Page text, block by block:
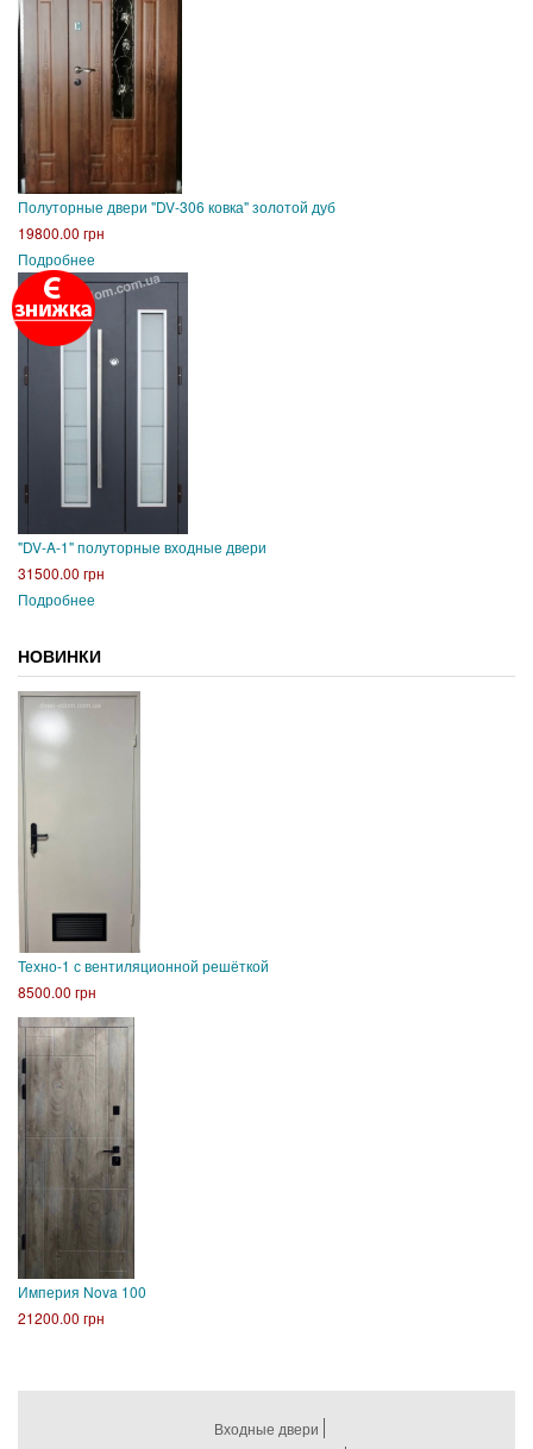
Полуторные двери "DV-306 ковка" золотой дуб
19800.00 грн
Подробнее
"DV-A-1" полуторные входные двери
31500.00 грн
Подробнее
НОВИНКИ
Техно-1 с вентиляционной решёткой
8500.00 грн
Империя Nova 100
21200.00 грн
Входные двери